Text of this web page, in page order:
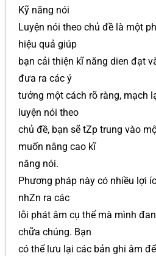
Kỹ năng nói
Luyện nói theo chủ đề là một
hiệu quả giúp
bạn cải thiện kĩ năng dien đạt
đưa ra các ý
tưởng một cách rõ ràng, mạch
luyện nói theo
chủ đề, bạn sẽ tZp trung vào
muốn nâng cao kĩ
năng nói.
Phương pháp này có nhiều lợi
nhZn ra các
lỗi phát âm cụ thể mà mình
chữa chúng. Bạn
có thể lưu lại các bản ghi âm